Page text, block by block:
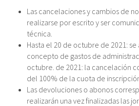
Las cancelaciones y cambios de
realizarse por escrito y ser
técnica.
Hasta el 20 de octubre de 2021:
concepto de gastos de
octubre. de 2021: la cancelación
del 100% de la cuota de
Las devoluciones o abonos
realizarán una vez finalizadas las